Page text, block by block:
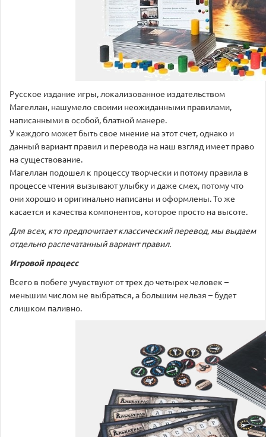
Русское издание игры, локализованное издательством
Магеллан, нашумело своими неожиданными правилами,
написанными в особой, блатной манере.
У каждого может быть свое мнение на этот счет, однако и
данный вариант правил и перевода на наш взгляд имеет право
на существование.
Магеллан подошел к процессу творчески и потому правила в
процессе чтения вызывают улыбку и даже смех, потому что
они хорошо и оригинально написаны и оформлены. То же
касается и качества компонентов, которое просто на высоте.
Для всех, кто предпочитает классический перевод, мы выдаем
отдельно распечатанный вариант правил.
Игровой процесс
Всего в побеге учувствуют от трех до четырех человек –
меньшим числом не выбраться, а большим нельзя – будет
слишком паливно.